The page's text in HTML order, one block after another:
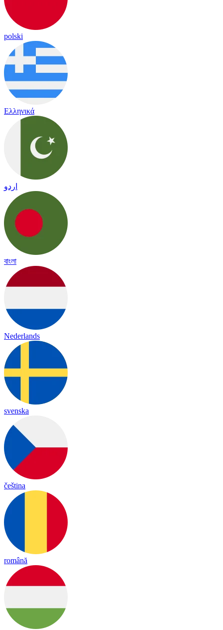
polski
Ελληνικά
اردو
বাংলা
Nederlands
svenska
čeština
română